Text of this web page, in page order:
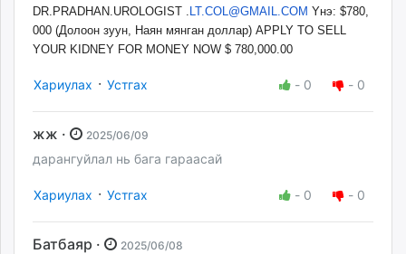
DR.PRADHAN.UROLOGIST .
LT.COL@GMAIL.COM Yнэ: $780,
000 (Долоон зуун, Наян мянган доллар) APPLY TO SELL
YOUR KIDNEY FOR MONEY NOW $ 780,000.00
Хариулах · Устгах - 0 - 0
жж · 2025/06/09
дарангуйлал нь бага гараасай
Хариулах · Устгах - 0 - 0
Батбаяр · 2025/06/08